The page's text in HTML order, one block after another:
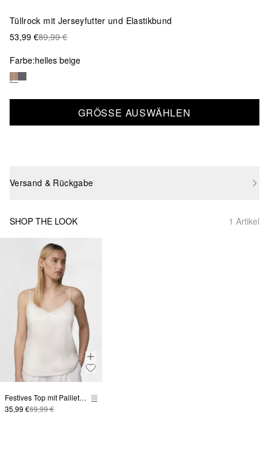
Tüllrock mit Jerseyfutter und Elastikbund
53,99 €89,99 €
Farbe:helles beige
GRÖSSE AUSWÄHLEN
Versand & Rückgabe
SHOP THE LOOK 1 Artikel
Festives Top mit Pailletten
35,99 €69,99 €